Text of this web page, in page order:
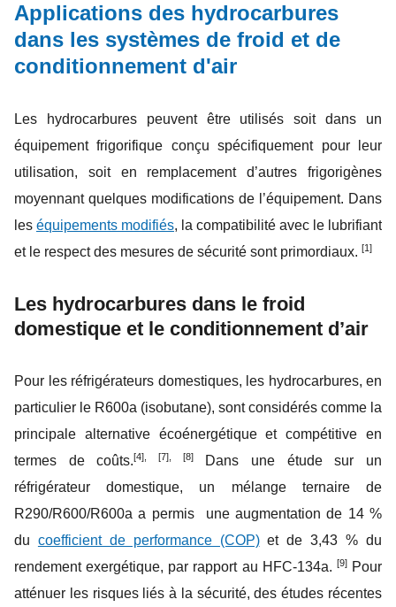
Applications des hydrocarbures
dans les systèmes de froid et de
conditionnement d'air
Les hydrocarbures peuvent être utilisés soit dans un
équipement frigorifique conçu spécifiquement pour leur
utilisation, soit en remplacement d’autres frigorigènes
moyennant quelques modifications de l’équipement. Dans
les équipements modifiés, la compatibilité avec le lubrifiant
et le respect des mesures de sécurité sont primordiaux. [1]
Les hydrocarbures dans le froid
domestique et le conditionnement d’air
Pour les réfrigérateurs domestiques, les hydrocarbures, en
particulier le R600a (isobutane), sont considérés comme la
principale alternative écoénergétique et compétitive en
termes de coûts.[4], [7], [8]Dans une étude sur un
réfrigérateur domestique, un mélange ternaire de
R290/R600/R600a a permis une augmentation de 14 %
du coefficient de performance (COP)et de 3,43 % du
rendement exergétique, par rapport au HFC-134a. [9]Pour
atténuer les risques liés à la sécurité, des études récentes